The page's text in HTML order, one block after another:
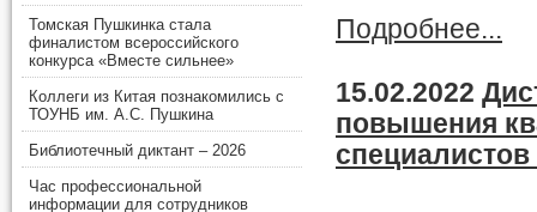
Томская Пушкинка стала
финалистом всероссийского
конкурса «Вместе сильнее»
Коллеги из Китая познакомились с
ТОУНБ им. А.С. Пушкина
Библиотечный диктант – 2026
Час профессиональной
информации для сотрудников
Подробнее...
15.02.2022
повышения